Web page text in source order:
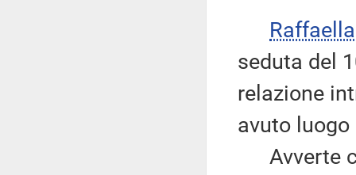
seduta del
relazione
avuto
Avverte